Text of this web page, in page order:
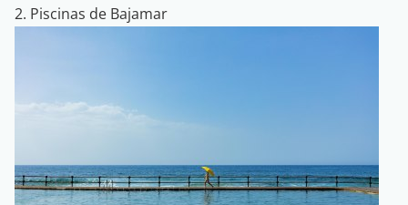
2. Piscinas de Bajamar